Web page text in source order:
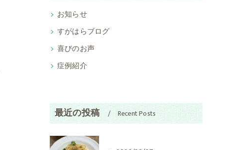
お知らせ
すがはらブログ
喜びのお声
症例紹介
最近の投稿 Recent Posts